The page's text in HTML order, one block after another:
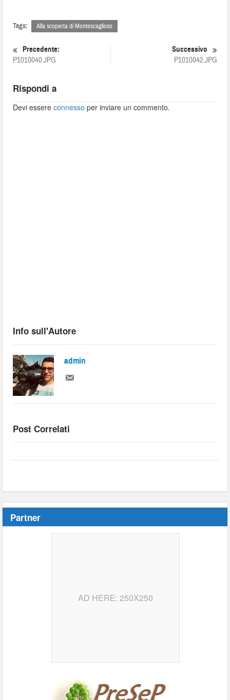
Tags: Alla scoperta di Montescaglioso
Precedente:
P1010040.JPG
Successivo
P1010042.JPG
Rispondi a
Devi essereconnesso per inviare un commento.
Info sull'Autore
admin
Post Correlati
Partner
AD HERE: 250X250